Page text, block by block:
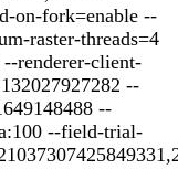
on-fork=enable --
raster-threads=4
renderer-client-
--
--
--field-trial-